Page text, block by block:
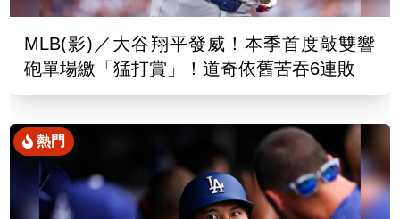
MLB(影)／大谷翔平發威！本季首度敲雙響
砲單場繳「猛打賞」！道奇依舊苦吞6連敗
熱門